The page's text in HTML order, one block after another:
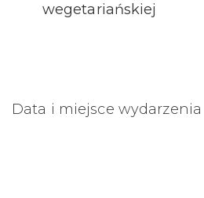
wegetariańskiej
Data i miejsce wydarzenia